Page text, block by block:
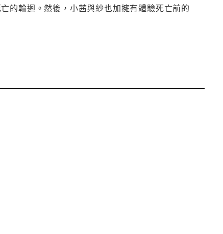
的輪迴。然後，小茜與紗也加擁有體驗死亡前的